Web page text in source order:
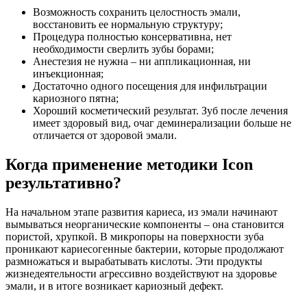
Возможность сохранить целостность эмали,
восстановить ее нормальную структуру;
Процедура полностью консервативна, нет
необходимости сверлить зубы борами;
Анестезия не нужна – ни аппликационная, ни
инъекционная;
Достаточно одного посещения для инфильтрации
кариозного пятна;
Хороший косметический результат. Зуб после лечения
имеет здоровый вид, очаг деминерализации больше не
отличается от здоровой эмали.
Когда применение методики Icon
результативно?
На начальном этапе развития кариеса, из эмали начинают
вымываться неорганические компоненты – она становится
пористой, хрупкой. В микропоры на поверхности зуба
проникают кариесогенные бактерии, которые продолжают
размножаться и вырабатывать кислоты. Эти продукты
жизнедеятельности агрессивно воздействуют на здоровье
эмали, и в итоге возникает кариозный дефект.